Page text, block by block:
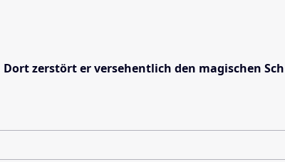
zerstört er versehentlich den magischen